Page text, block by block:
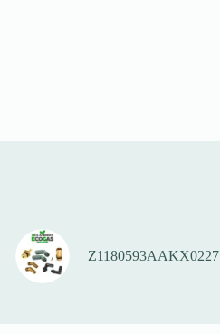
Z1180593AAKX0227